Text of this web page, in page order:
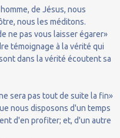
de Jésus, nous
nous les méditons.
ne pas vous laisser égarer»
témoignage à la vérité qui
dans la vérité écoutent sa
sera pas tout de suite la fin»
nous disposons d'un temps
d'en profiter; et, d'un autre